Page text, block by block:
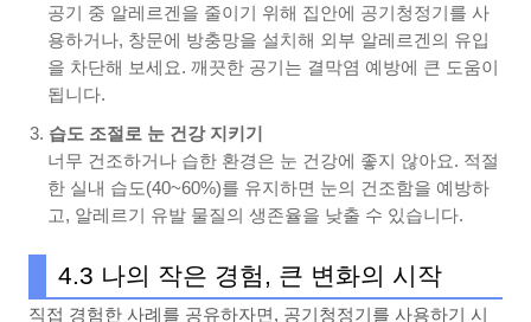
공기 중 알레르겐을 줄이기 위해 집안에 공기청정기를 사
용하거나, 창문에 방충망을 설치해 외부 알레르겐의 유입
을 차단해 보세요. 깨끗한 공기는 결막염 예방에 큰 도움이
됩니다.
습도 조절로 눈 건강 지키기
너무 건조하거나 습한 환경은 눈 건강에 좋지 않아요. 적절
한 실내 습도(40~60%)를 유지하면 눈의 건조함을 예방하
고, 알레르기 유발 물질의 생존율을 낮출 수 있습니다.
4.3 나의 작은 경험, 큰 변화의 시작
직접 경험한 사례를 공유하자면, 공기청정기를 사용하기 시